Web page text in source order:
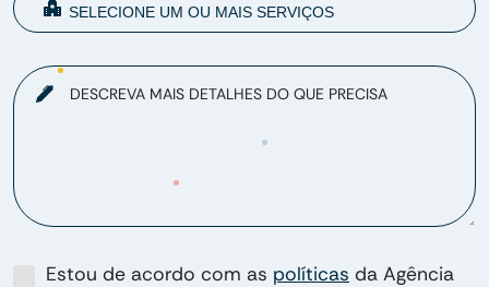
DESCREVA MAIS DETALHES DO QUE PRECISA
Estou de acordo com as políticas da Agência